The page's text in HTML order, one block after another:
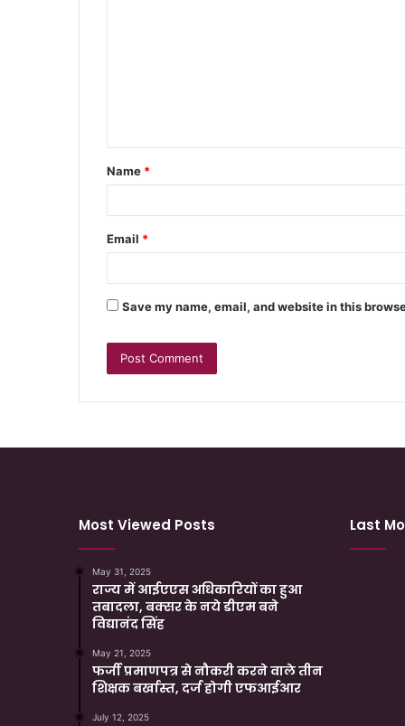
Name *
Email *
Save my name, email, and website in this
Most Viewed Posts
May 31, 2025
राज्य में आईएएस अधिकारियों का हुआ
तबादला, बक्सर के नये डीएम बने
विद्यानंद सिंह
May 21, 2025
फर्जी प्रमाणपत्र से नौकरी करने वाले तीन
शिक्षक बर्खास्त, दर्ज होगी एफआईआर
July 12, 2025
Last